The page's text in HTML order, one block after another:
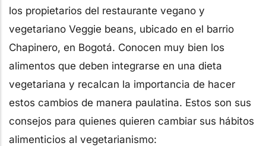
los propietarios del restaurante vegano y
vegetariano Veggie beans, ubicado en el barrio
Chapinero, en Bogotá. Conocen muy bien los
alimentos que deben integrarse en una dieta
vegetariana y recalcan la importancia de hacer
estos cambios de manera paulatina. Estos son sus
consejos para quienes quieren cambiar sus hábitos
alimenticios al vegetarianismo: